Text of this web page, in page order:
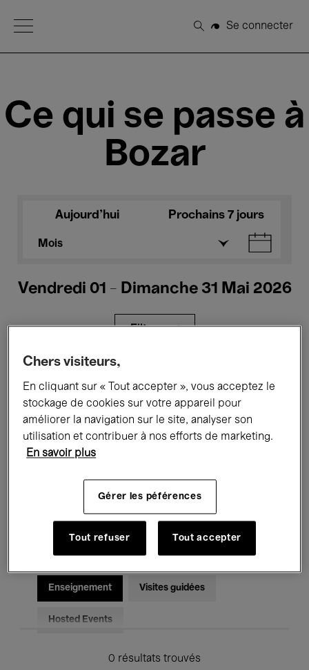
Open Menu
Rechercher
Se connecter
Ce qui se passe à
Bozar
Aujourd'hui Prochains 7 jours
Mois
Vendredi 01 - Dimanche 31 Mai 2026
Filtres
Expositions Films Performances
Rencontres & Débats Jazz
Musique électronique
Pour tous Kids’ Palace
Enseignement Visites guidées
Hosted Events
0 résultats trouvés
Chers visiteurs,
En cliquant sur « Tout accepter », vous acceptez le
stockage de cookies sur votre appareil pour
améliorer la navigation sur le site, analyser son
utilisation et contribuer à nos efforts de marketing.
En savoir plus
Gérer les péférences
Tout refuser Tout accepter